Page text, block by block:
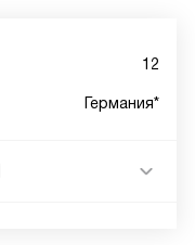
12
Германия*